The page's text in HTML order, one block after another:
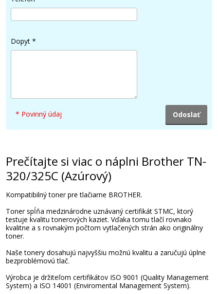
Pridať do košíka
Brother TN-320BK (Čierny)
68,90 €
Pridať do košíka
Originálny toner
Dopyt *
* Povinný údaj
Prečítajte si viac o náplni Brother TN-
320/325C (Azúrový)
Kompatibilný toner pre tlačiarne BROTHER.
Toner spĺňa medzinárodne uznávaný certifikát STMC, ktorý
testuje kvalitu tonerových kaziet. Vďaka tomu tlačí rovnako
kvalitne a s rovnakým počtom vytlačených strán ako originálny
toner.
Naše tonery dosahujú najvyššiu možnú kvalitu a zaručujú úplne
bezproblémovú tlač.
Výrobca je držiteľom certifikátov ISO 9001 (Quality Management
System) a ISO 14001 (Enviromental Management System).